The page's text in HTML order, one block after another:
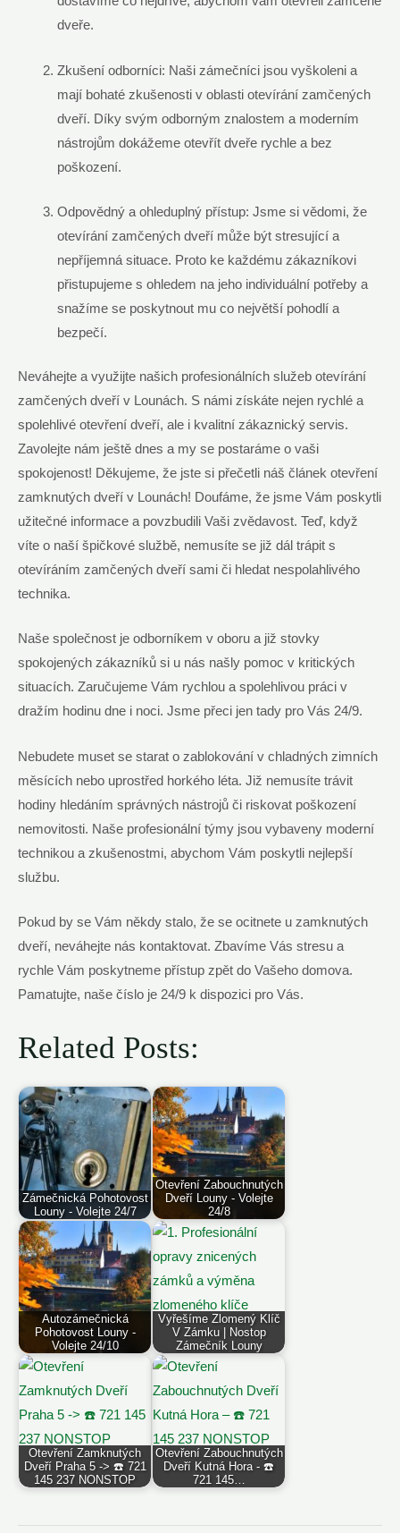
dveře.
Zkušení odborníci: Naši zámečníci jsou vyškoleni a
mají bohaté zkušenosti v oblasti otevírání zamčených
dveří. Díky svým odborným znalostem a moderním
nástrojům dokážeme otevřít dveře rychle a bez
poškození.
Odpovědný a ohleduplný přístup: Jsme si vědomi, že
otevírání zamčených dveří může být stresující a
nepříjemná situace. Proto ke každému zákazníkovi
přistupujeme s ohledem na jeho individuální potřeby a
snažíme se poskytnout mu co největší pohodlí a
bezpečí.
Neváhejte a využijte našich profesionálních služeb otevírání
zamčených dveří v Lounách. S námi získáte nejen rychlé a
spolehlivé otevření dveří, ale i kvalitní zákaznický servis.
Zavolejte nám ještě dnes a my se postaráme o vaši
spokojenost! Děkujeme, že jste si přečetli náš článek otevření
zamknutých dveří v Lounách! Doufáme, že jsme Vám poskytli
užitečné informace a povzbudili Vaši zvědavost. Teď, když
víte o naší špičkové službě, nemusíte se již dál trápit s
otevíráním zamčených dveří sami či hledat nespolahlivého
technika.
Naše společnost je odborníkem v oboru a již stovky
spokojených zákazníků si u nás našly pomoc v kritických
situacích. Zaručujeme Vám rychlou a spolehlivou práci v
dražím hodinu dne i noci. Jsme přeci jen tady pro Vás 24/9.
Nebudete muset se starat o zablokování v chladných zimních
měsících nebo uprostřed horkého léta. Již nemusíte trávit
hodiny hledáním správných nástrojů či riskovat poškození
nemovitosti. Naše profesionální týmy jsou vybaveny moderní
technikou a zkušenostmi, abychom Vám poskytli nejlepší
službu.
Pokud by se Vám někdy stalo, že se ocitnete u zamknutých
dveří, neváhejte nás kontaktovat. Zbavíme Vás stresu a
rychle Vám poskytneme přístup zpět do Vašeho domova.
Pamatujte, naše číslo je 24/9 k dispozici pro Vás.
Related Posts:
Zámečnická Pohotovost
Louny - Volejte 24/7
Otevření Zabouchnutých
Dveří Louny - Volejte
24/8
Autozámečnická
Pohotovost Louny -
Volejte 24/10
Vyřešíme Zlomený Klíč
V Zámku | Nostop
Zámečník Louny
Otevření Zamknutých
Dveří Praha 5 -> ☎️ 721
145 237 NONSTOP
Otevření Zabouchnutých
Dveří Kutná Hora - ☎️
721 145…